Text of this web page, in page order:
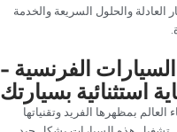
والحلول السريعة والخدمة
الفرنسية -
استثنائية بسيارتك‏
بمظهرها الفريد وتقنياتها